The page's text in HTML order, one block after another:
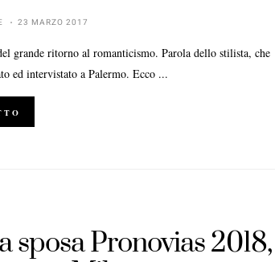
23 MARZO 2017
grande ritorno al romanticismo. Parola dello stilista, che
ed intervistato a Palermo. Ecco ...
sposa Pronovias 2018,